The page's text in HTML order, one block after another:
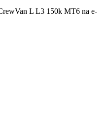
L L3 150k MT6 na e-